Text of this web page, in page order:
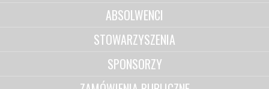
ABSOLWENCI
STOWARZYSZENIA
SPONSORZY